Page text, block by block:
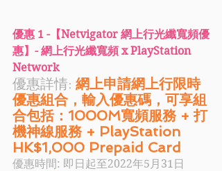
優惠 1 -【Netvigator 網上行光纖寬頻優
惠】- 網上行光纖寬頻 x PlayStation
Network
優惠詳情: 網上申請網上行限時
優惠組合，輸入優惠碼，可享組
合包括：1000M寬頻服務 + 打
機神線服務 + PlayStation
HK$1,000 Prepaid Card
優惠時間: 即日起至2022年5月31日